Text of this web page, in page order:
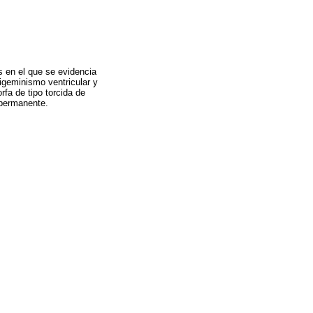
en el que se evidencia
ventricular y
de tipo torcida de